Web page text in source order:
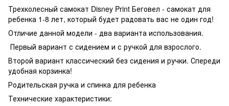
Трехколесный самокат Disney Print Беговел - самокат для
ребенка 1-8 лет, который будет радовать вас не один год!
Отличие данной модели - два варианта использования.
Первый вариант с сидением и с ручкой для взрослого.
Второй вариант классический без сидения и ручки. Спереди
удобная корзинка!
Родительская ручка и спинка для ребенка
Технические характеристики: